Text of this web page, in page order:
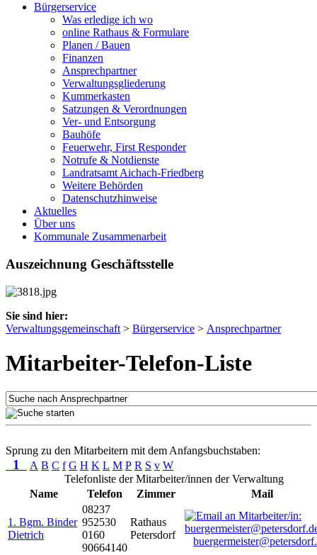
Bürgerservice
Was erledige ich wo
online Rathaus & Formulare
Planen / Bauen
Finanzen
Ansprechpartner
Verwaltungsgliederung
Kummerkasten
Satzungen & Verordnungen
Ver- und Entsorgung
Bauhöfe
Feuerwehr, First Responder
Notrufe & Notdienste
Landratsamt Aichach-Friedberg
Weitere Behörden
Datenschutzhinweise
Aktuelles
Über uns
Kommunale Zusammenarbeit
Auszeichnung Geschäftsstelle
Sie sind hier:
Verwaltungsgemeinschaft > Bürgerservice > Ansprechpartner
Mitarbeiter-Telefon-Liste
Sprung zu den Mitarbeitern mit dem Anfangsbuchstaben:
1 A B C f G H K L M P R S v W
Telefonliste der Mitarbeiter/innen der Verwaltung
Name
Telefon Zimmer Mail
1. Bgm. Binder
Dietrich
08237
952530
0160
90664140
Rathaus
Petersdorf